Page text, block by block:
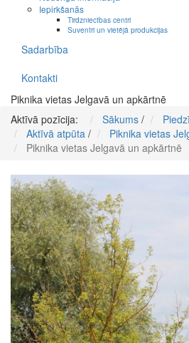
Iepirkšanās
Tirdzniecības centri
Suvenīri un vietējā produkcijas
Sadarbība
Kontakti
Piknika vietas Jelgavā un apkārtnē
Aktīvā pozīcija:
Sākums /
Aktīvā atpūta / Piknika vietas
Piknika vietas Jelgavā un apkārtnē